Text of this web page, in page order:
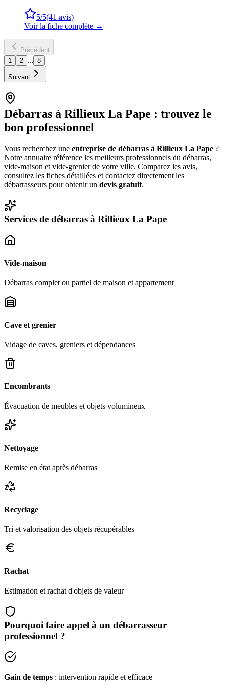
5/5(41 avis)
Voir la fiche complète →
Précédent
1
2 ... 8
Suivant
Débarras à Rillieux La Pape : trouvez le
bon professionnel
Vous recherchez une entreprise de débarras à Rillieux La Pape ?
Notre annuaire référence les meilleurs professionnels du débarras,
vide-maison et vide-grenier de votre ville. Comparez les avis,
consultez les fiches détaillées et contactez directement les
débarrasseurs pour obtenir un devis gratuit.
Services de débarras à Rillieux La Pape
Vide-maison
Débarras complet ou partiel de maison et appartement
Cave et grenier
Vidage de caves, greniers et dépendances
Encombrants
Évacuation de meubles et objets volumineux
Nettoyage
Remise en état après débarras
Recyclage
Tri et valorisation des objets récupérables
Rachat
Estimation et rachat d'objets de valeur
Pourquoi faire appel à un débarrasseur
professionnel ?
Gain de temps : intervention rapide et efficace